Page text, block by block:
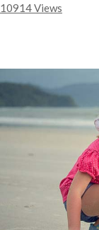
10914 Views